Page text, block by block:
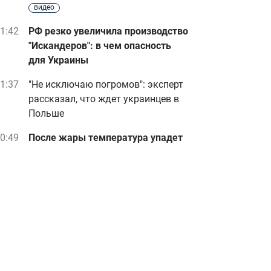
видео
РФ резко увеличила производство
"Искандеров": в чем опасность
для Украины
"Не исключаю погромов": эксперт
рассказал, что ждет украинцев в
Польше
После жары температура упадет